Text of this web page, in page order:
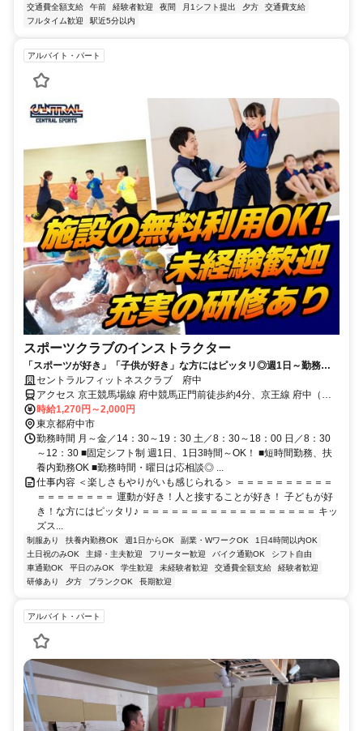
交通費全額支給
午前 経験者歓迎 夜間 月1シフト提出 夕方
交通費支給
フルタイム歓迎
駅近5分以内
アルバイト・パート
スポーツクラブのインストラクター
「スポーツが好き」「子供が好き」な方にはピッタリ◎週1日～勤務
OK！未経験歓迎♪
セントラルフィットネスクラブ 府中
アクセス 京王競馬場線 府中競馬正門前徒歩約4分、京王線 府中（東
京都）徒歩約9分、京王競馬場線 東府中南口徒歩約11分
時給1,270円～2,000円
東京都府中市
勤務時間 月～金／14：30～19：30 土／8：30～18：00 日／8：30
～12：30 ■固定シフト制 週1日、1日3時間～OK！ ■短時間勤務、扶
養内勤務OK ■勤務時間・曜日は応相談◎ ...
仕事内容 ＜楽しさもやりがいも感じられる＞ ＝＝＝＝＝＝＝＝＝＝
＝＝＝＝＝＝＝＝ 運動が好き！人と接することが好き！ 子どもが好
き！な方にはピッタリ♪ ＝＝＝＝＝＝＝＝＝＝＝＝＝＝＝＝＝＝ キッ
ズス...
制服あり 扶養内勤務OK 週1日からOK 副業・WワークOK
1日4時間以内OK
土日祝のみOK
主婦・主夫歓迎 フリーター歓迎 バイク通勤OK
シフト自由
車通勤OK
平日のみOK 学生歓迎 未経験者歓迎 交通費全額支給
経験者歓迎
研修あり
夕方 ブランクOK 長期歓迎
アルバイト・パート